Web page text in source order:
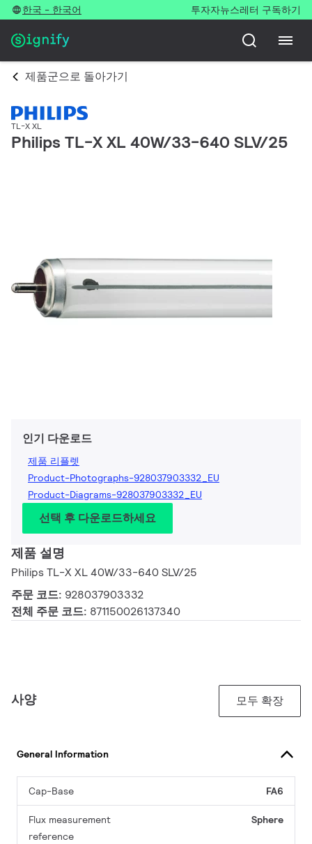
한국 - 한국어 투자자뉴스레터 구독하기
제품군으로 돌아가기
TL-X XL
Philips TL-X XL 40W/33-640 SLV/25
인기 다운로드
제품 리플렛
Product-Photographs-928037903332_EU
Product-Diagrams-928037903332_EU
선택 후 다운로드하세요
제품 설명
Philips TL-X XL 40W/33-640 SLV/25
주문 코드: 928037903332
전체 주문 코드: 871150026137340
사양 모두 확장
General Information
Cap-Base FA6
Flux measurement
reference
Sphere